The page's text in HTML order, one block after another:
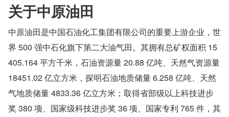
关于中原油田
中原油田是中国石油化工集团有限公司的重要上游企业，世
界 500 强中石化旗下第二大油气田。其拥有总矿权面积 15
405.164 平方千米，石油资源量 20.88 亿吨、天然气资源量
18451.02 亿立方米，探明石油地质储量 6.258 亿吨、天然
气地质储量 4833.36 亿立方米；取得省部级以上科技进步
奖 380 项、国家级科技进步奖 36 项、国家专利 765 件，其